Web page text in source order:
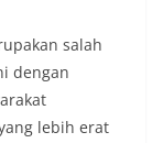
salah
dengan
lebih erat